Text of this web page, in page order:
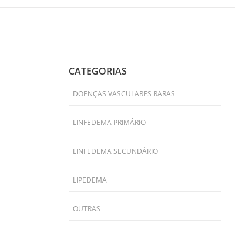
CATEGORIAS
DOENÇAS VASCULARES RARAS
LINFEDEMA PRIMÁRIO
LINFEDEMA SECUNDÁRIO
LIPEDEMA
OUTRAS